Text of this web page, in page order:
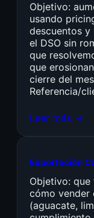
Objetivo:
usando
descuentos
el DSO sin
que
que
cierre del
Referencia/
Leer más →
Exportación
Objetivo: que
cómo vender
(aguacate,